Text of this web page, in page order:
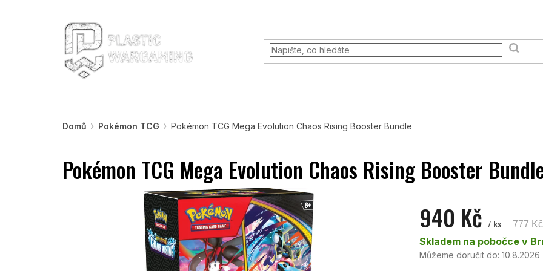
Domů Pokémon TCG Pokémon TCG Mega Evolution Chaos Rising Booster Bundle
Pokémon TCG Mega Evolution Chaos Rising Booster
940 Kč / ks 777
Měrná
cena:
Skladem na pobočce v
Můžeme doručit do: 10.8.2026